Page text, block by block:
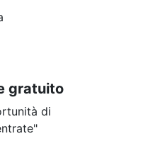
gratuito
di